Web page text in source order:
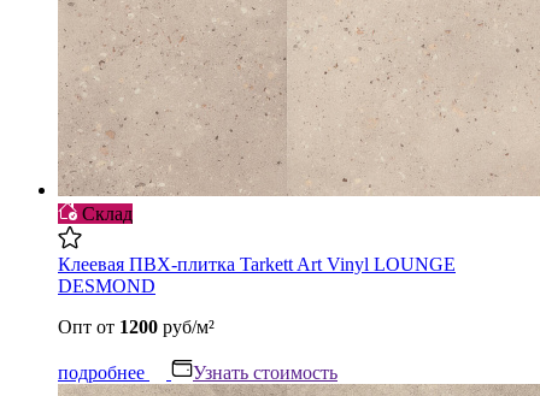
Склад
Клеевая ПВХ-плитка Tarkett Art Vinyl LOUNGE
DESMOND
Опт от 1200 руб/м²
подробнее Узнать стоимость